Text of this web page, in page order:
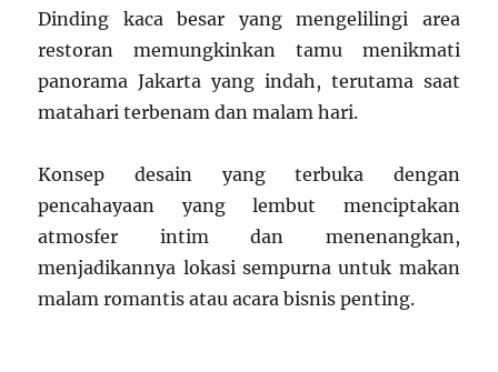
Dinding kaca besar yang mengelilingi area
restoran memungkinkan tamu menikmati
panorama Jakarta yang indah, terutama saat
matahari terbenam dan malam hari.
Konsep desain yang terbuka dengan
pencahayaan yang lembut menciptakan
atmosfer intim dan menenangkan,
menjadikannya lokasi sempurna untuk makan
malam romantis atau acara bisnis penting.